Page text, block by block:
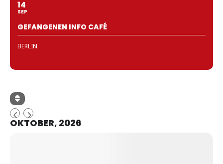
14
SEP
GEFANGENEN INFO CAFÉ
BERLIN
OKTOBER, 2026